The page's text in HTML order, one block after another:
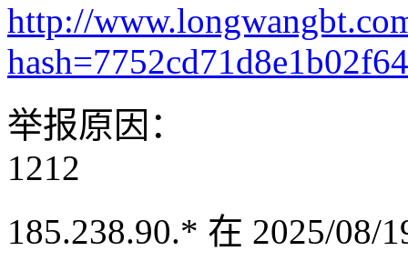
http://
举报原因：
1212
185.238.90.* 在 2025/08/